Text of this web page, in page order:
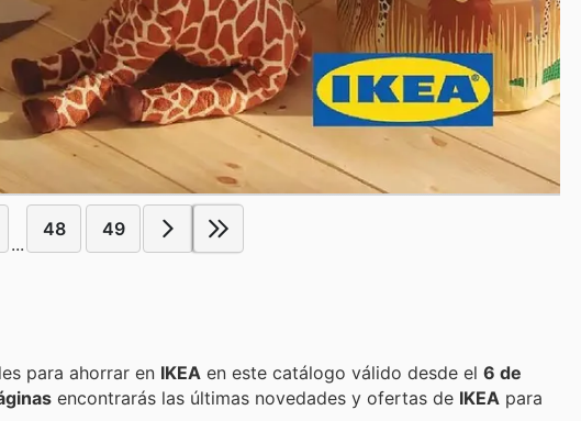
...
48 49
Encuentra las mejores promociones, descuentos y oportunidades para ahorrar en IKEA en este catálogo válido desde el 6 de
encontrarás las últimas novedades y ofertas de IKEA para